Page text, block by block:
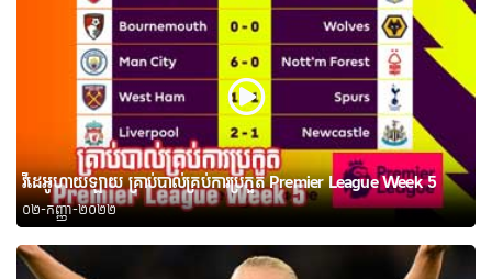
វីដេអូហាយឡាយ គ្រាប់បាល់គ្រប់ការប្រកួត Premier League Week 5
០២-កញ្ញា-២០២២